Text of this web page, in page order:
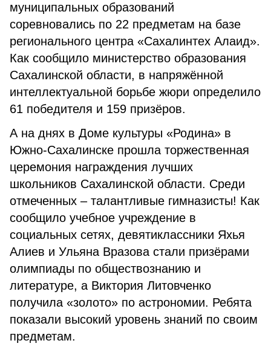
муниципальных образований
соревновались по 22 предметам на базе
регионального центра «Сахалинтех Алаид».
Как сообщило министерство образования
Сахалинской области, в напряжённой
интеллектуальной борьбе жюри определило
61 победителя и 159 призёров.
А на днях в Доме культуры «Родина» в
Южно-Сахалинске прошла торжественная
церемония награждения лучших
школьников Сахалинской области. Среди
отмеченных – талантливые гимназисты! Как
сообщило учебное учреждение в
социальных сетях, девятиклассники Яхья
Алиев и Ульяна Вразова стали призёрами
олимпиады по обществознанию и
литературе, а Виктория Литовченко
получила «золото» по астрономии. Ребята
показали высокий уровень знаний по своим
предметам.